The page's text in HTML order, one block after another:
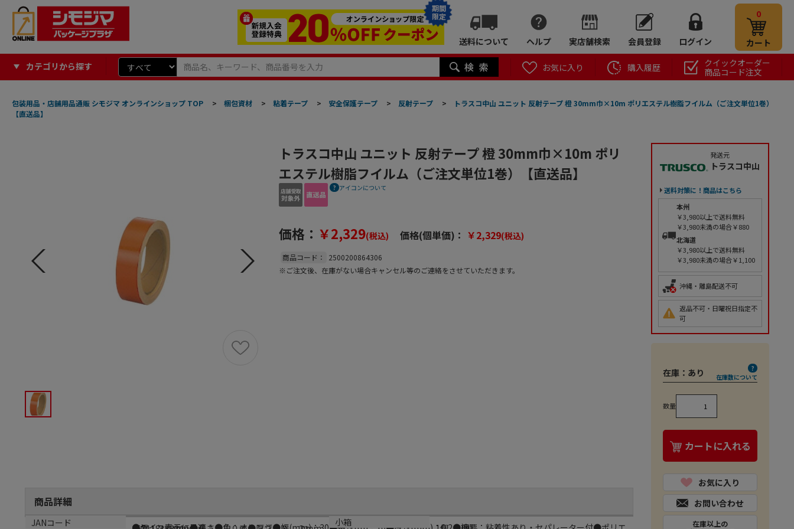
期間
限定
送料について ヘルプ 実店舗検索 会員登録 ログイン
0
カート
カテゴリから探す お気に入り 購入履歴
クイックオーダー
商品コード注文
包装用品・店舗用品通販 シモジマ オンラインショップ TOP > 梱包資材 > 粘着テープ > 安全保護テープ > 反射テープ >
トラスコ中山 ユニット 反射テープ 橙 30mm巾×10m ポリエステル樹脂フイルム（ご注文単位1巻）
【直送品】
トラスコ中山 ユニット 反射テープ 橙 30mm巾×10m ポリ
エステル樹脂フイルム（ご注文単位1巻）【直送品】
アイコンについて
価格： ￥2,329(税込) 価格(個単価)： ￥2,329(税込)
商品コード：
2500200864306
※ご注文後、在庫がない場合キャンセル等のご連絡をさせていただきます。
商品詳細
商品説明
サイズ 小箱
JANコード
発送元
トラスコ中山
送料対策に！商品はこちら
本州
￥3,980以上で送料無料
￥3,980未満の場合￥880
北海道
￥3,980以上で送料無料
￥3,980未満の場合￥1,100
沖縄・離島配送不可
返品不可・日曜祝日指定不
可
在庫： あり 在庫数について
数量
カートに入れる
お気に入り
お問い合わせ
在庫以上の